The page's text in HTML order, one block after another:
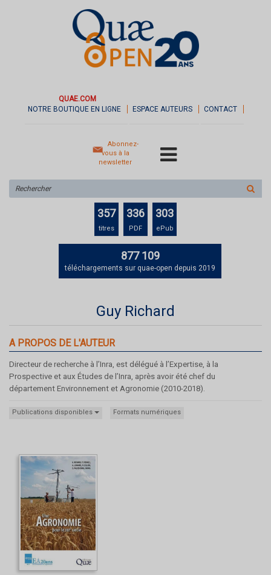
QUAE.COM
NOTRE BOUTIQUE EN LIGNE
ESPACE AUTEURS CONTACT
Abonnez-
vous à la
newsletter
sur
le
357
titres
336
PDF
303
ePub
877 109
téléchargements sur quae-open depuis 2019
Guy Richard
A PROPOS DE L'AUTEUR
Directeur de recherche à l’Inra, est délégué à l’Expertise, à la
Prospective et aux Études de l’Inra, après avoir été chef du
département Environnement et Agronomie (2010-2018).
Publications disponibles Formats numériques